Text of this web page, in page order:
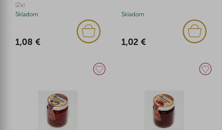
(2x)
Skladom
1,08 €
Skladom
1,02 €